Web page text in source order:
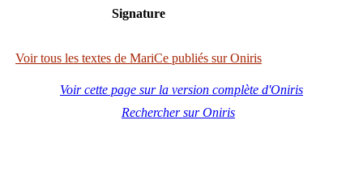
Signature
Voir tous les textes de MariCe publiés sur Oniris
Voir cette page sur la version complète d'Oniris
Rechercher sur Oniris